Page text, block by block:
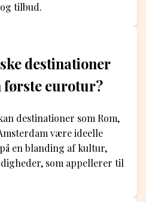
tilbud.
destinationer
første eurotur?
destinationer som Rom,
være ideelle
en blanding af kultur,
som appellerer til